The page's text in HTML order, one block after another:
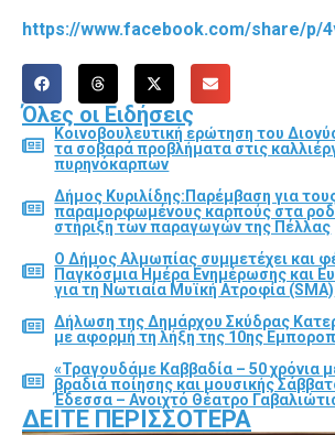
https://www.facebook.com/share/p/
Όλες οι Ειδήσεις
Κοινοβουλευτική ερώτηση του
τα σοβαρά προβλήματα στις
πυρηνόκαρπων
Δήμος Κυριλίδης:Παρέμβαση για
παραμορφωμένους καρπούς στα
στήριξη των παραγωγών της Πέλλας
Ο Δήμος Αλμωπίας συμμετέχει και
Παγκόσμια Ημέρα Ενημέρωσης και
για τη Νωτιαία Μυϊκή Ατροφία (SMA)
Δήλωση της Δημάρχου Σκύδρας
με αφορμή τη λήξη της 10ης
«Τραγουδάμε Καββαδία – 50 χρόνια
βραδιά ποίησης και μουσικής
Έδεσσα – Ανοιχτό Θέατρο
ΔΕΊΤΕ ΠΕΡΙΣΣΌΤΕΡΑ